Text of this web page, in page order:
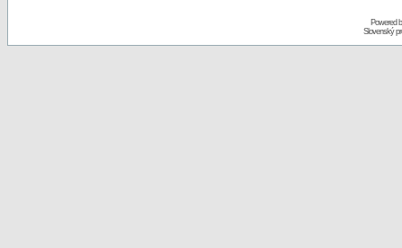
Powered
Slovenský